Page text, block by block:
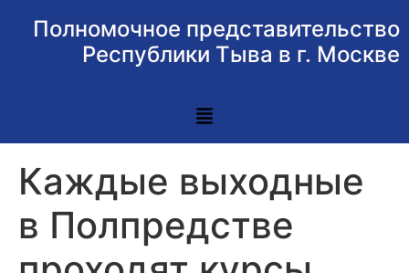
Полномочное представительство
Республики Тыва в г. Москве
Каждые выходные
в Полпредстве